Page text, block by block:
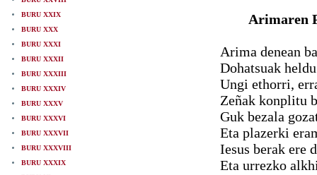
BURU XXIX
BURU XXX
BURU XXXI
BURU XXXII
BURU XXXIII
BURU XXXIV
BURU XXXV
BURU XXXVI
BURU XXXVII
BURU XXXVIII
BURU XXXIX
Arimaren
Arima denean
Dohatsuak
Ungi ethorri,
Zeñak konplitu
Guk bezala
Eta plazerki
Iesus berak ere
Eta urrezko